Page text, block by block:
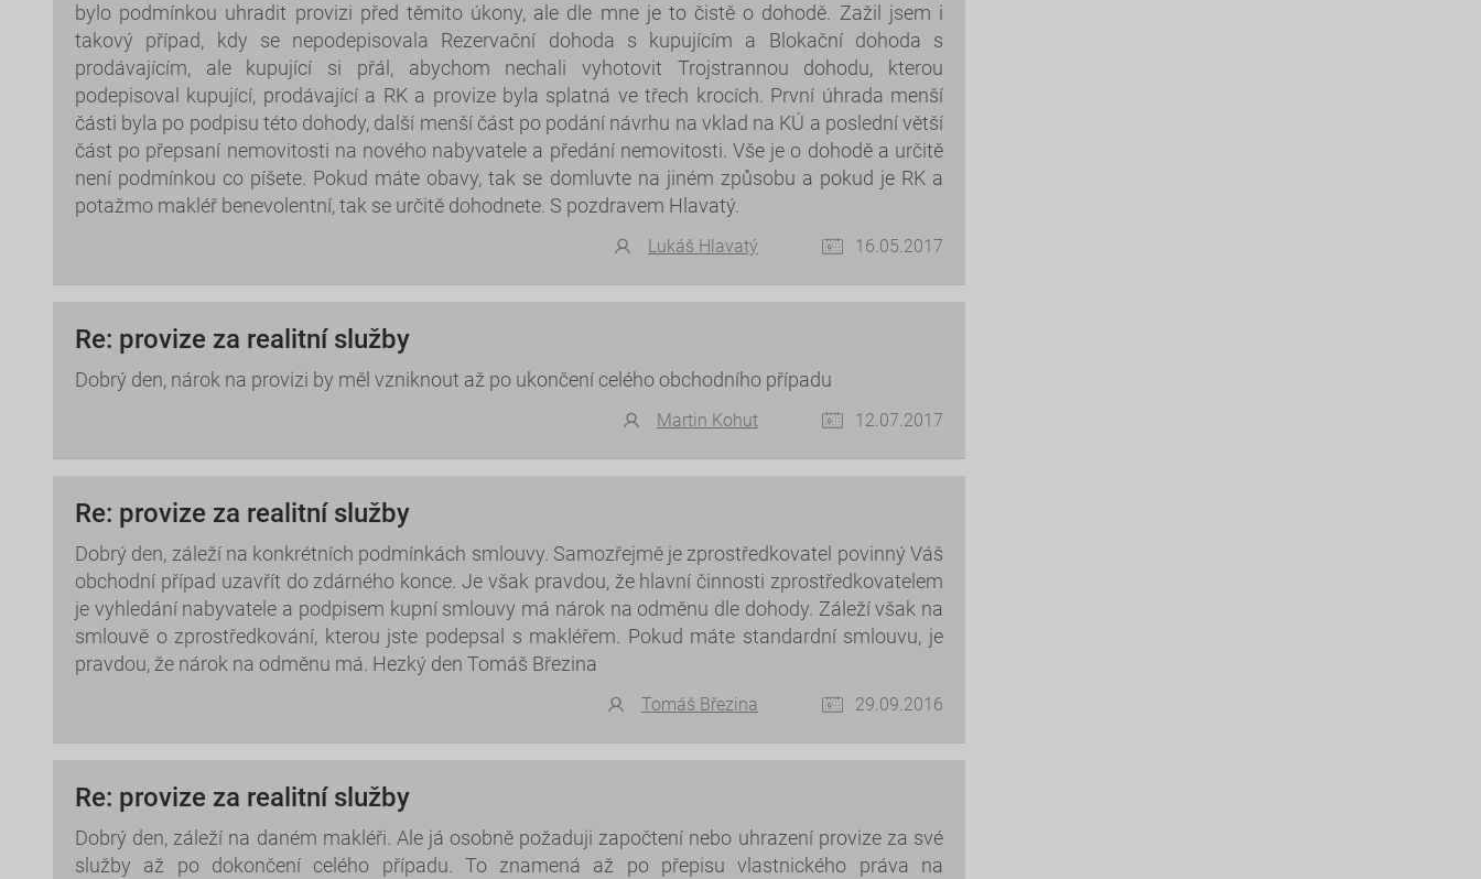
bylo podmínkou uhradit provizi před těmito úkony, ale dle mne je to čistě o dohodě. Zažil jsem i
takový případ, kdy se nepodepisovala Rezervační dohoda s kupujícím a Blokační dohoda s
prodávajícím, ale kupující si přál, abychom nechali vyhotovit Trojstrannou dohodu, kterou
podepisoval kupující, prodávající a RK a provize byla splatná ve třech krocích. První úhrada menší
části byla po podpisu této dohody, další menší část po podání návrhu na vklad na KÚ a poslední větší
část po přepsaní nemovitosti na nového nabyvatele a předání nemovitosti. Vše je o dohodě a určitě
není podmínkou co píšete. Pokud máte obavy, tak se domluvte na jiném způsobu a pokud je RK a
potažmo makléř benevolentní, tak se určitě dohodnete. S pozdravem Hlavatý.
Lukáš Hlavatý 16.05.2017
Re: provize za realitní služby
Dobrý den, nárok na provizi by měl vzniknout až po ukončení celého obchodního případu
Martin Kohut 12.07.2017
Re: provize za realitní služby
Dobrý den, záleží na konkrétních podmínkách smlouvy. Samozřejmě je zprostředkovatel povinný Váš
obchodní případ uzavřít do zdárného konce. Je však pravdou, že hlavní činnosti zprostředkovatelem
je vyhledání nabyvatele a podpisem kupní smlouvy má nárok na odměnu dle dohody. Záleží však na
smlouvě o zprostředkování, kterou jste podepsal s makléřem. Pokud máte standardní smlouvu, je
pravdou, že nárok na odměnu má. Hezký den Tomáš Březina
Tomáš Březina 29.09.2016
Re: provize za realitní služby
Dobrý den, záleží na daném makléři. Ale já osobně požaduji započtení nebo uhrazení provize za své
služby až po dokončení celého případu. To znamená až po přepisu vlastnického práva na